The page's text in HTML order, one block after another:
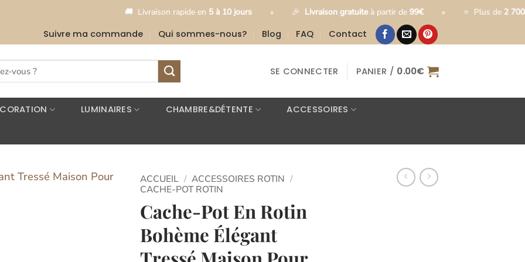
Livraison rapide en5 à 10 jours • 🎉 Livraison gratuiteà partir de99€ • ⭐ Plus de 2 700 clients
Suivre ma commande Qui sommes-nous? Blog FAQ Contact
SE CONNECTER PANIER / 0.00€
LUMINAIRES CHAMBRE&DÉTENTE
ACCESSOIRES
ACCUEIL / ACCESSOIRES ROTIN /
CACHE-POT ROTIN
Cache-Pot En Rotin
Bohème Élégant